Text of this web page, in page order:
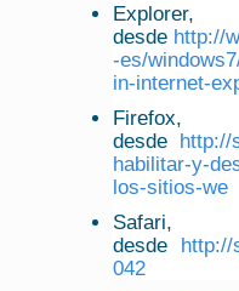
Explorer,
desde http://
-es/
in-internet-
Firefox,
desde http://
habilitar-y-
los-sitios-we
Safari,
desde http://
042